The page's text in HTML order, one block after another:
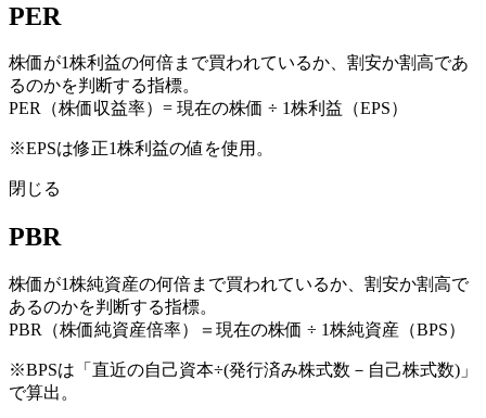
PER
株価が1株利益の何倍まで買われているか、割安か割高であ
るのかを判断する指標。
PER（株価収益率）= 現在の株価 ÷ 1株利益（EPS）
※EPSは修正1株利益の値を使用。
閉じる
PBR
株価が1株純資産の何倍まで買われているか、割安か割高で
あるのかを判断する指標。
PBR（株価純資産倍率）＝現在の株価 ÷ 1株純資産（BPS）
※BPSは「直近の自己資本÷(発行済み株式数－自己株式数)」
で算出。